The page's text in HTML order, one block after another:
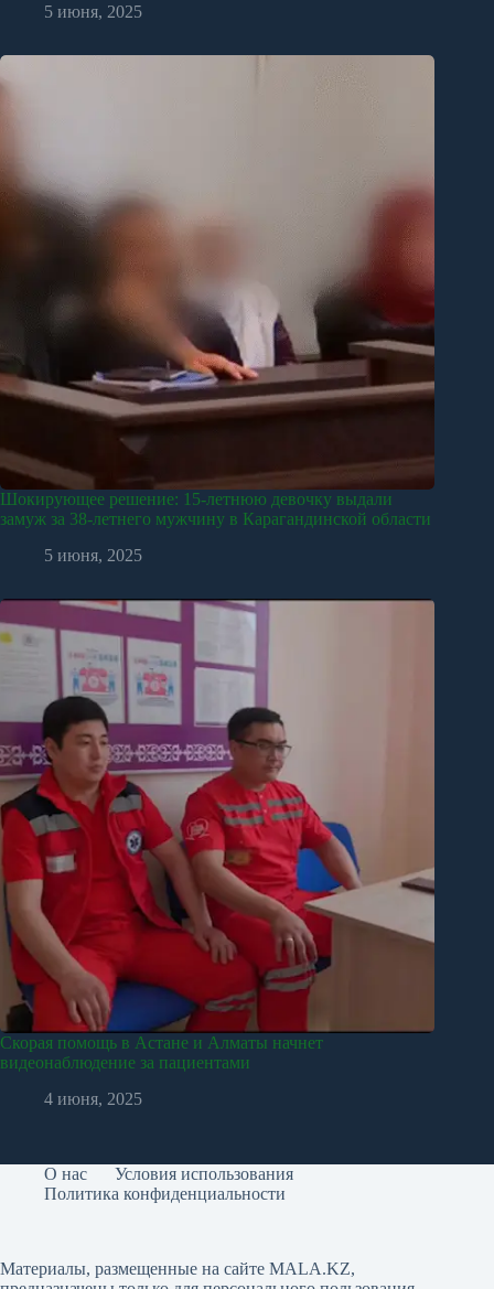
5 июня, 2025
Шокирующее решение: 15-летнюю девочку выдали
замуж за 38-летнего мужчину в Карагандинской области
5 июня, 2025
Скорая помощь в Астане и Алматы начнет
видеонаблюдение за пациентами
4 июня, 2025
О нас
Условия использования
Политика конфиденциальности
Материалы, размещенные на сайте MALA.KZ,